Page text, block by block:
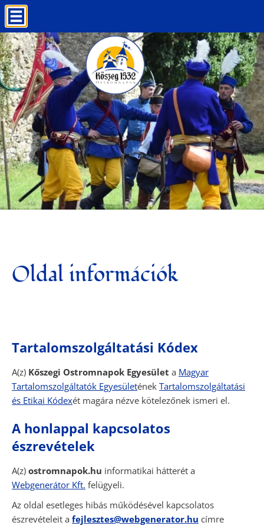
Oldal információk
Tartalomszolgáltatási Kódex
A(z) Kőszegi Ostromnapok Egyesület a Magyar
Tartalomszolgáltatók Egyesületének Tartalomszolgáltatási
és Etikai Kódexét magára nézve kötelezőnek ismeri el.
A honlappal kapcsolatos
észrevételek
A(z) ostromnapok.hu informatikai hátterét a
Webgenerátor Kft. felügyeli.
Az oldal esetleges hibás működésével kapcsolatos
észrevételeit a fejlesztes@webgenerator.hu címre